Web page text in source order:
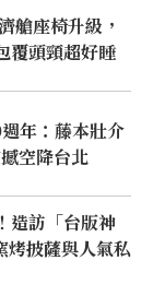
艙座椅升級，
覆頭頸超好睡
年：藤本壯介
空降台北
造訪「台版神
烤披薩與人氣私